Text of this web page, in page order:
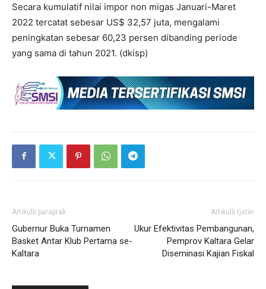
Secara kumulatif nilai impor non migas Januari-Maret
2022 tercatat sebesar US$ 32,57 juta, mengalami
peningkatan sebesar 60,23 persen dibanding periode
yang sama di tahun 2021. (dkisp)
Artikulli paraprak
Gubernur Buka Turnamen
Basket Antar Klub Pertama se-
Kaltara
Artikulli tjetër
Ukur Efektivitas Pembangunan,
Pemprov Kaltara Gelar
Diseminasi Kajian Fiskal